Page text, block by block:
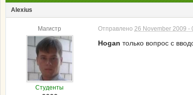
Alexius
Магистр
Студенты
Отправлено 26 November 2009 -
Hogan только вопрос с